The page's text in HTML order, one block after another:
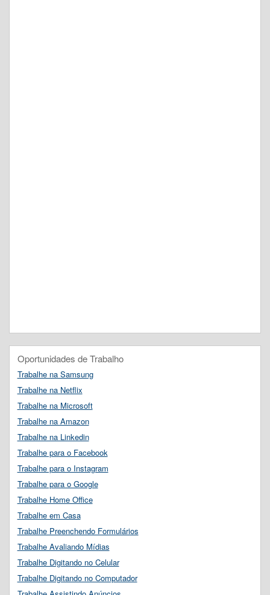
Oportunidades de Trabalho
Trabalhe na Samsung
Trabalhe na Netflix
Trabalhe na Microsoft
Trabalhe na Amazon
Trabalhe na Linkedin
Trabalhe para o Facebook
Trabalhe para o Instagram
Trabalhe para o Google
Trabalhe Home Office
Trabalhe em Casa
Trabalhe Preenchendo Formulários
Trabalhe Avaliando Mídias
Trabalhe Digitando no Celular
Trabalhe Digitando no Computador